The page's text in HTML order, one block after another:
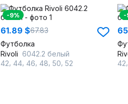
-9%
61.89 $67.83
Футболка
Rivoli 6042.2 белый
42 44 46 48 50 52
-
42